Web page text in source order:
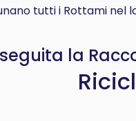
tutti i Rottami
la